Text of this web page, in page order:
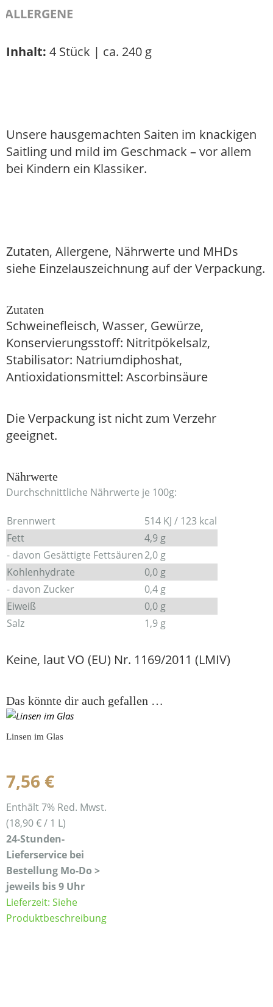
ALLERGENE
Inhalt: 4 Stück | ca. 240 g
Unsere hausgemachten Saiten im knackigen
Saitling und mild im Geschmack – vor allem
bei Kindern ein Klassiker.
Zutaten, Allergene, Nährwerte und MHDs
siehe Einzelauszeichnung auf der Verpackung.
Zutaten
Schweinefleisch, Wasser, Gewürze,
Konservierungsstoff: Nitritpökelsalz,
Stabilisator: Natriumdiphoshat,
Antioxidationsmittel: Ascorbinsäure
Die Verpackung ist nicht zum Verzehr
geeignet.
Nährwerte
Durchschnittliche Nährwerte je 100g:
Brennwert
514 KJ / 123 kcal
Fett
4,9 g
- davon Gesättigte Fettsäuren2,0 g
Kohlenhydrate
0,0 g
- davon Zucker
0,4 g
Eiweiß
0,0 g
Salz
1,9 g
Keine, laut VO (EU) Nr. 1169/2011 (LMIV)
Das könnte dir auch gefallen …
Linsen im Glas
7,56 €
Enthält 7% Red. Mwst.
(18,90€/ 1 L)
24-Stunden-
Lieferservice bei
Bestellung Mo-Do >
jeweils bis 9 Uhr
Lieferzeit: Siehe
Produktbeschreibung